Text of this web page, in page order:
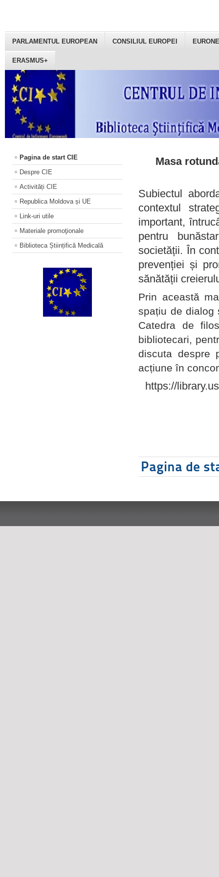
PARLAMENTUL EUROPEAN CONSILIUL EUROPEI
ERASMUS+
Pagina de start CIE
Despre CIE
Activități CIE
Republica Moldova și UE
Link-uri utile
Materiale promoţionale
Biblioteca Științifică Medicală
Masa
Subiectul
contextul
important,
pentru
societății. În
prevenției și
sănătății
Prin această
spațiu de dialog
Catedra de
bibliotecari,
discuta despre
acțiune în
https://
Pagina de